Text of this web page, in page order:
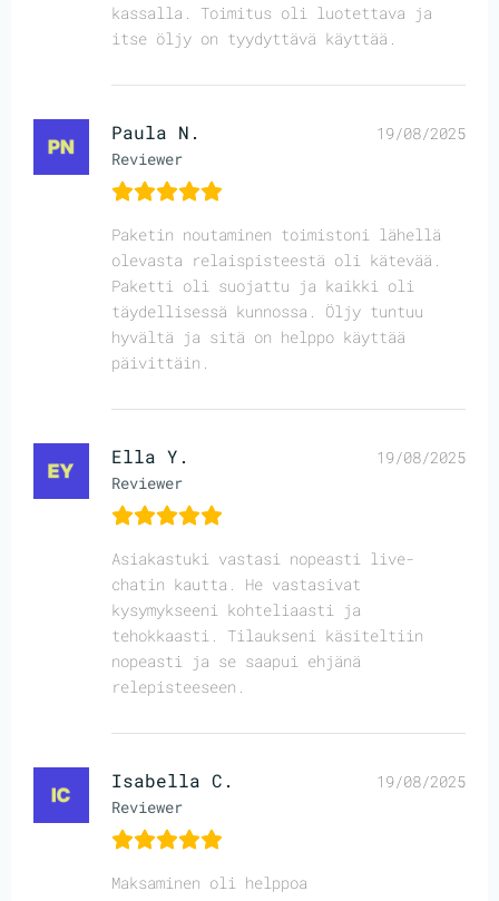
kassalla. Toimitus oli luotettava ja
itse öljy on tyydyttävä käyttää.
Paula N.
Reviewer
19/08/2025
Paketin noutaminen toimistoni lähellä
olevasta relaispisteestä oli kätevää.
Paketti oli suojattu ja kaikki oli
täydellisessä kunnossa. Öljy tuntuu
hyvältä ja sitä on helppo käyttää
päivittäin.
Ella Y.
Reviewer
19/08/2025
Asiakastuki vastasi nopeasti live-
chatin kautta. He vastasivat
kysymykseeni kohteliaasti ja
tehokkaasti. Tilaukseni käsiteltiin
nopeasti ja se saapui ehjänä
relepisteeseen.
Isabella C.
Reviewer
19/08/2025
Maksaminen oli helppoa